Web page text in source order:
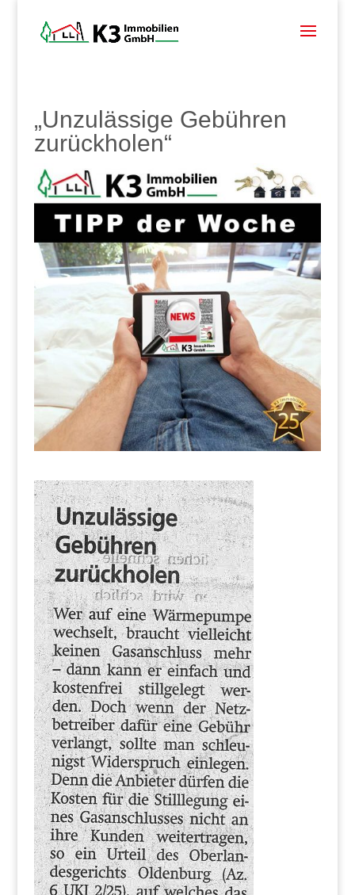
„Unzulässige Gebühren
zurückholen“